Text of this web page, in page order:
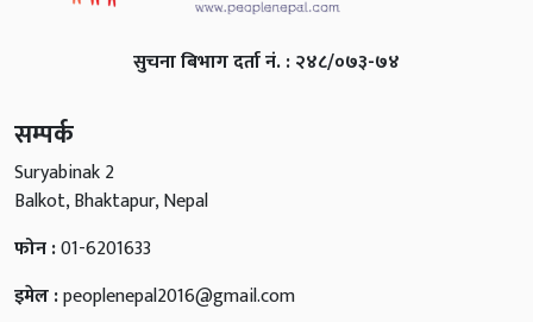
सुचना बिभाग दर्ता नं. : २४८/०७३-७४
सम्पर्क
Suryabinak 2
Balkot, Bhaktapur, Nepal
फोन :01-6201633
इमेल :peoplenepal2016@gmail.com